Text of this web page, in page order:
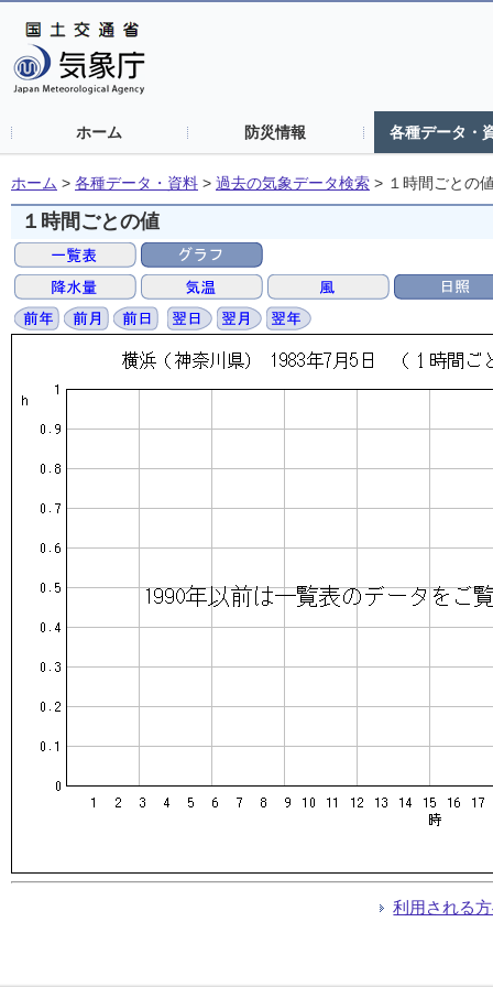
ホーム 防災情報 各種データ・
ホーム > 各種データ・資料 > 過去の気象データ検索 > １時間ごとの
１時間ごとの値
利用される